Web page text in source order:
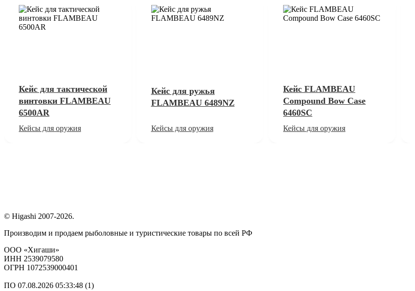
Кейс для тактической
винтовки FLAMBEAU
6500AR
Кейсы для оружия
Кейс для ружья
FLAMBEAU 6489NZ
Кейсы для оружия
Кейс FLAMBEAU
Compound Bow Case
6460SC
Кейсы для оружия
© Higashi 2007-2026.
Производим и продаем рыболовные и туристические товары по всей РФ
ООО «Хигаши»
ИНН 2539079580
ОГРН 1072539000401
ПО 07.08.2026 05:33:48 (1)